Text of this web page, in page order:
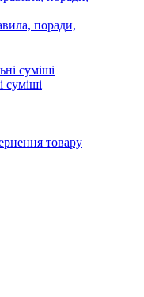
поради,
суміші
товару